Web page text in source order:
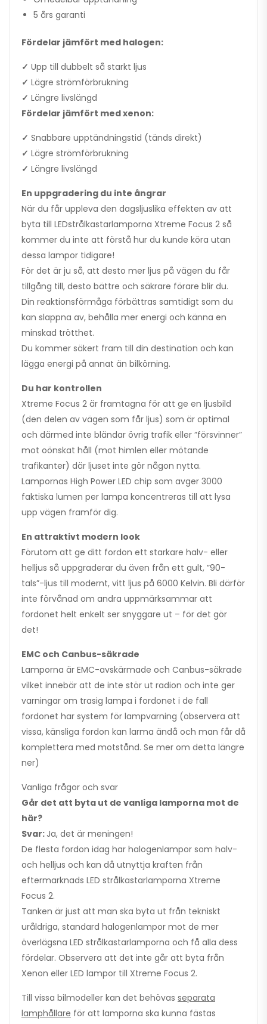
5 års garanti
Fördelar jämfört med halogen:
✓ Upp till dubbelt så starkt ljus
✓ Lägre strömförbrukning
✓ Längre livslängd
Fördelar jämfört med xenon:
✓ Snabbare upptändningstid (tänds direkt)
✓ Lägre strömförbrukning
✓ Längre livslängd
En uppgradering du inte ångrar
När du får uppleva den dagsljuslika effekten av att
byta till LEDstrålkastarlamporna Xtreme Focus 2 så
kommer du inte att förstå hur du kunde köra utan
dessa lampor tidigare!
För det är ju så, att desto mer ljus på vägen du får
tillgång till, desto bättre och säkrare förare blir du.
Din reaktionsförmåga förbättras samtidigt som du
kan slappna av, behålla mer energi och känna en
minskad trötthet.
Du kommer säkert fram till din destination och kan
lägga energi på annat än bilkörning.
Du har kontrollen
Xtreme Focus 2 är framtagna för att ge en ljusbild
(den delen av vägen som får ljus) som är optimal
och därmed inte bländar övrig trafik eller ”försvinner”
mot oönskat håll (mot himlen eller mötande
trafikanter) där ljuset inte gör någon nytta.
Lampornas High Power LED chip som avger 3000
faktiska lumen per lampa koncentreras till att lysa
upp vägen framför dig.
En attraktivt modern look
Förutom att ge ditt fordon ett starkare halv- eller
helljus så uppgraderar du även från ett gult, ”90-
tals”-ljus till modernt, vitt ljus på 6000 Kelvin. Bli därför
inte förvånad om andra uppmärksammar att
fordonet helt enkelt ser snyggare ut – för det gör
det!
EMC och Canbus-säkrade
Lamporna är EMC-avskärmade och Canbus-säkrade
vilket innebär att de inte stör ut radion och inte ger
varningar om trasig lampa i fordonet i de fall
fordonet har system för lampvarning (observera att
vissa, känsliga fordon kan larma ändå och man får då
komplettera med motstånd. Se mer om detta längre
ner)
Vanliga frågor och svar
Går det att byta ut de vanliga lamporna mot de
här?
Svar: Ja, det är meningen!
De flesta fordon idag har halogenlampor som halv-
och helljus och kan då utnyttja kraften från
eftermarknads LED strålkastarlamporna Xtreme
Focus 2.
Tanken är just att man ska byta ut från tekniskt
uråldriga, standard halogenlampor mot de mer
överlägsna LED strålkastarlamporna och få alla dess
fördelar. Observera att det inte går att byta från
Xenon eller LED lampor till Xtreme Focus 2.
Till vissa bilmodeller kan det behövas separata
lamphållare för att lamporna ska kunna fästas